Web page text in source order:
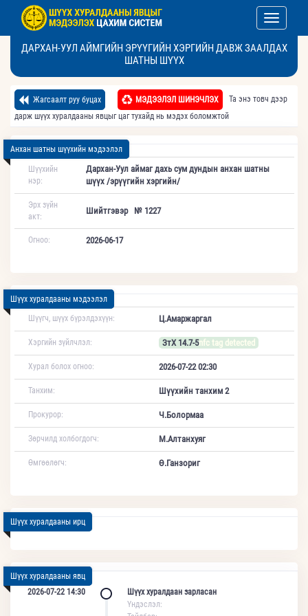
Toggle
ДАРХАН-УУЛ АЙМГИЙН ЭРҮҮГИЙН ХЭРГИЙН ДАВЖ ЗААЛДАХ
ШАТНЫ ШҮҮХ
Жагсаалт руу буцах МЭДЭЭЛЭЛ ШИНЭЧЛЭХ
Та энэ товч дээр
дарж шүүх хуралдааны явцыг цаг тухайд нь мэдэх боломжтой
Анхан шатны шүүхийн мэдээлэл
Шүүхийн
нэр:
Дархан-Уул аймаг дахь сум дундын анхан шатны
шүүх /эрүүгийн хэргийн/
Эрх зүйн
акт:
Шийтгэвэр № 1227
Огноо: 2026-06-17
Шүүх хуралдааны мэдээлэл
Шүүгч, шүүх бүрэлдэхүүн:
Ц.Амаржаргал
Хэргийн зүйлчлэл: ЗтХ 14.7-5nfc tag detected
Хурал болох огноо: 2026-07-22 02:30
Танхим: Шүүхийн танхим 2
Прокурор: Ч.Болормаа
Зөрчилд холбогдогч: М.Алтанхуяг
Өмгөөлөгч: Ө.Ганзориг
Шүүх хуралдааны ирц
Шүүх хуралдааны явц
2026-07-22 14:30
Шүүх хуралдаан зарласан
Үндэслэл: